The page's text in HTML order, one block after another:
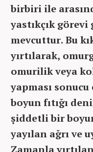
birbiri ile
yastıkçık
mevcuttur. Bu
yırtılarak,
omurilik veya
yapması
boyun fıtığı
şiddetli bir
yayılan ağrı ve
Zamanla